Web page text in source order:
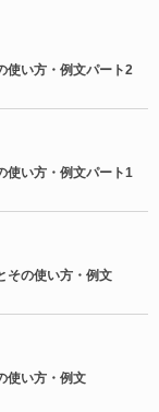
使い方・例文パート2
使い方・例文パート1
その使い方・例文
使い方・例文